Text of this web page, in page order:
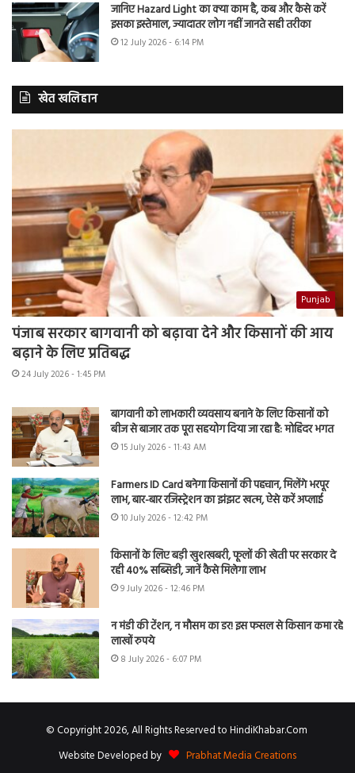
जानिए Hazard Light का क्या काम है, कब और कैसे करें
इसका इस्तेमाल, ज्यादातर लोग नहीं जानते सही तरीका
12 July 2026 - 6:14 PM
खेत खलिहान
Punjab
पंजाब सरकार बागवानी को बढ़ावा देने और किसानों की आय
बढ़ाने के लिए प्रतिबद्ध
24 July 2026 - 1:45 PM
बागवानी को लाभकारी व्यवसाय बनाने के लिए किसानों को
बीज से बाजार तक पूरा सहयोग दिया जा रहा है: मोहिंदर भगत
15 July 2026 - 11:43 AM
Farmers ID Card बनेगा किसानों की पहचान, मिलेंगे भरपूर
लाभ, बार-बार रजिस्ट्रेशन का झंझट खत्म, ऐसे करें अप्लाई
10 July 2026 - 12:42 PM
किसानों के लिए बड़ी खुशखबरी, फूलों की खेती पर सरकार दे
रही 40% सब्सिडी, जानें कैसे मिलेगा लाभ
9 July 2026 - 12:46 PM
न मंडी की टेंशन, न मौसम का डर! इस फसल से किसान कमा रहे
लाखों रुपये
8 July 2026 - 6:07 PM
© Copyright 2026, All Rights Reserved to HindiKhabar.Com
Website Developed by
Prabhat Media Creations